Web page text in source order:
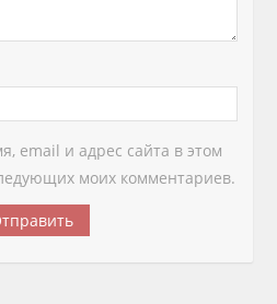
email и адрес сайта в этом
моих комментариев.